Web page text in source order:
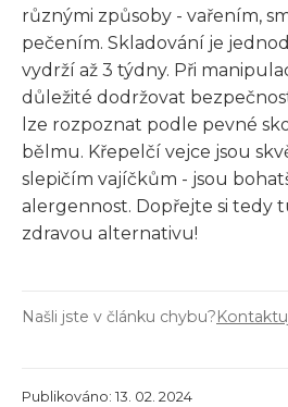
různými způsoby - vařením,
pečením. Skladování je
vydrží až 3 týdny. Při
důležité dodržovat
lze rozpoznat podle pevné
bělmu. Křepelčí vejce jsou
slepičím vajíčkům - jsou
alergennost. Dopřejte si tedy
zdravou alternativu!
Našli jste v článku chybu?
Publikováno: 13. 02. 2024